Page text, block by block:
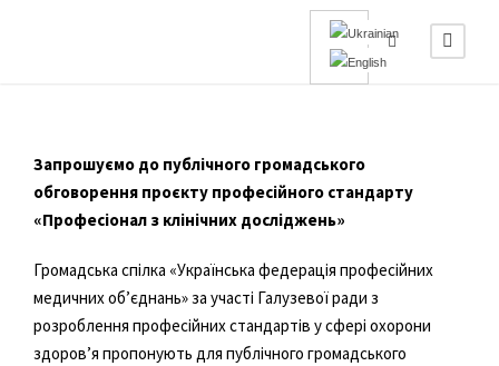
Запрошуємо до публічного громадського
обговорення проєкту професійного стандарту
«Професіонал з клінічних досліджень»
Громадська спілка «Українська федерація професійних
медичних об’єднань» за участі Галузевої ради з
розроблення професійних стандартів у сфері охорони
здоров’я пропонують для публічного громадського